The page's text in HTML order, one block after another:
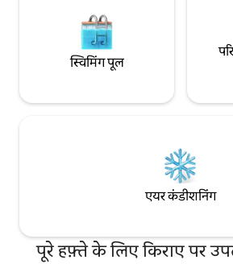
स्विमिंग पूल
एयर कंडीशनिंग
पूरे हफ़्ते के लिए किराए पर